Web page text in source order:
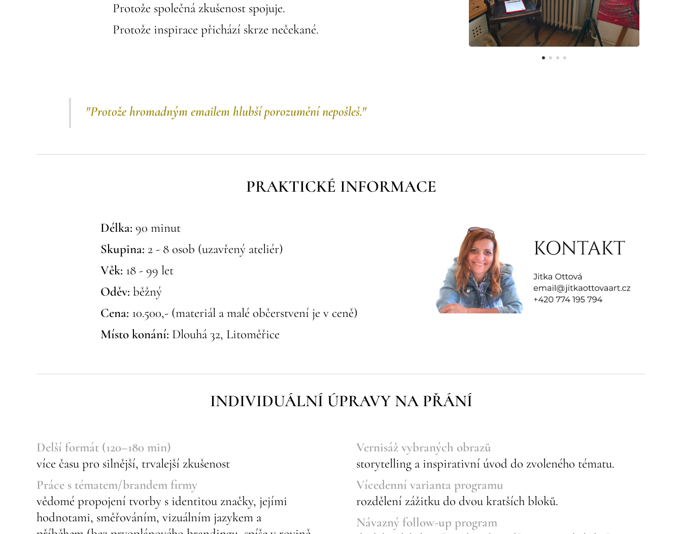
🎨 Protože společná zkušenost spojuje.
🎨 Protože inspirace přichází skrze nečekané.
"Protože hromadným emailem hlubší porozumění nepošleš."
PRAKTICKÉ INFORMACE
Délka: 90 minut
Skupina: 2 - 8 osob (uzavřený ateliér)
Věk: 18 - 99 let
Oděv:běžný
Cena: 10.500,- (materiál a malé občerstvení je v ceně)
Místo konání: Dlouhá 32, Litoměřice
INDIVIDUÁLNÍ ÚPRAVY NA PŘÁNÍ
Delší formát (120–180 min)
více času pro silnější, trvalejší zkušenost
Práce s tématem/brandem firmy
vědomé propojení tvorby s identitou značky, jejími
hodnotami, směřováním, vizuálním jazykem a
Vernisáž vybraných obrazů
storytelling a inspirativní úvod do zvoleného tématu.
Vícedenní varianta programu
rozdělení zážitku do dvou kratších bloků.
Návazný follow-up program